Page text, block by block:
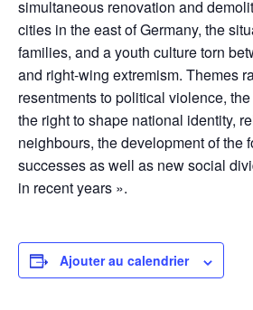
simultaneous renovation and
cities in the east of Germany, the
families, and a youth culture torn
and right-wing extremism. Themes
resentments to political violence,
the right to shape national identity,
neighbours, the development of the
successes as well as new social
in recent years ».
Ajouter au calendrier